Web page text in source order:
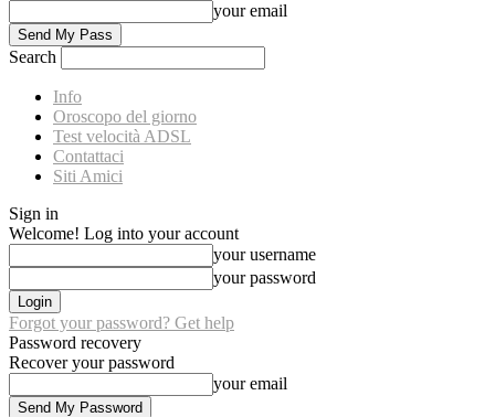
your email
Search
Info
Oroscopo del giorno
Test velocità ADSL
Contattaci
Siti Amici
Sign in
Welcome! Log into your account
your username
your password
Forgot your password? Get help
Password recovery
Recover your password
your email